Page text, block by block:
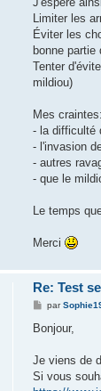
Limiter les
Éviter les
bonne partie
Tenter
mildiou)
Mes craintes:
- la difficulté
- l'invasion
- autres
- que le
Le temps
Merci
Re: Test
M
s
g
par
Bonjour,
Je viens de
Si vous